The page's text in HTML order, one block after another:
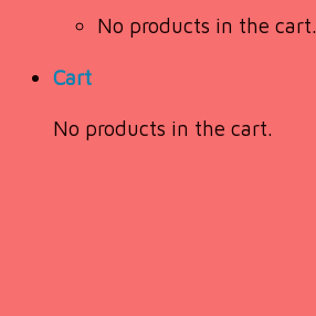
No products in the cart.
Cart
No products in the cart.